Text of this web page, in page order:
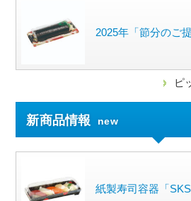
2025年「節分のご
ピ
新商品情報 new
紙製寿司容器「